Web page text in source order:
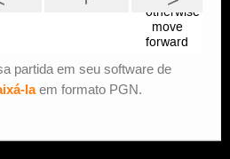
partida em seu software de
laem formato PGN.